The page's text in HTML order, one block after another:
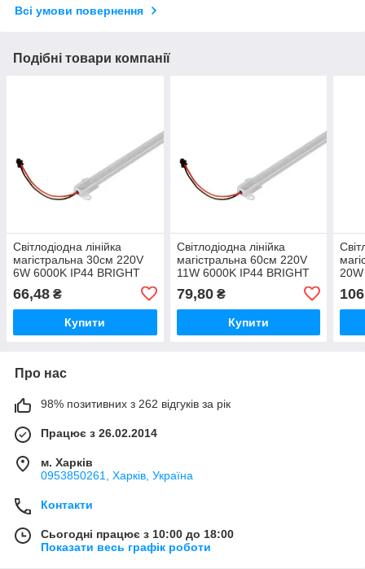
Всі умови повернення
Подібні товари компанії
Світлодіодна лінійка
магістральна 30см 220V
6W 6000K IP44 BRIGHT
66,48 ₴
Купити
Світлодіодна лінійка
магістральна 60см 220V
11W 6000K IP44 BRIGHT
79,80₴
Купити
Про нас
98% позитивних з 262 відгуків за рік
Працює з 26.02.2014
м. Харків
0953850261, Харків, Україна
Контакти
Сьогодні працює з 10:00 до 18:00
Показати весь графік роботи